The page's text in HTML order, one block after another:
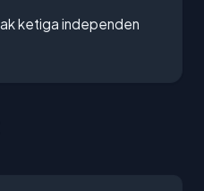
ketiga independen